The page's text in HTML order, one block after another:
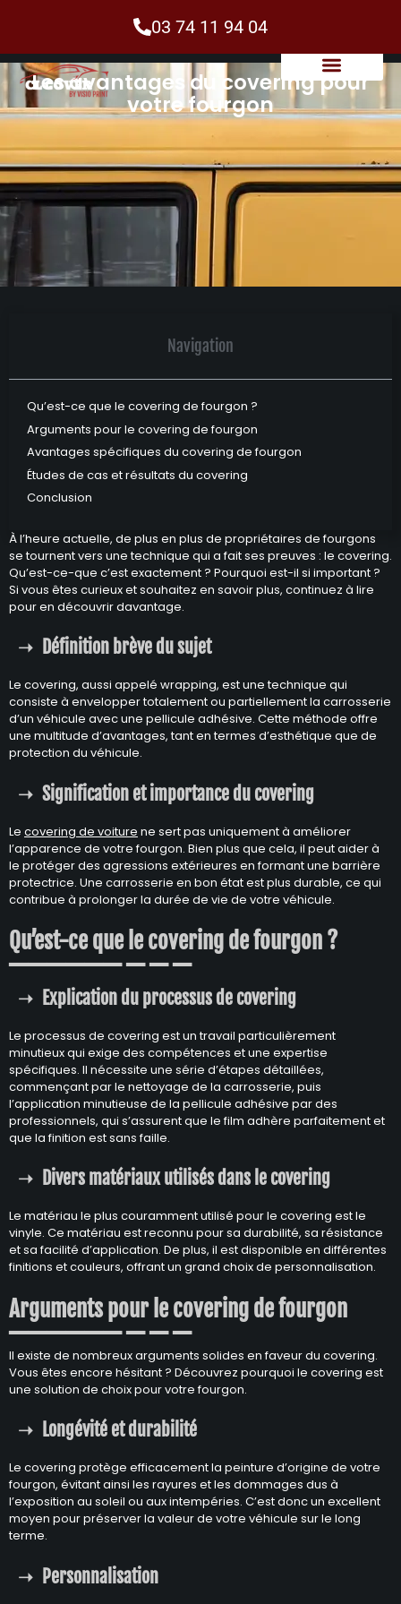
03 74 11 94 04
Les avantages du covering pour
votre fourgon
Navigation
Qu’est-ce que le covering de fourgon ?
Arguments pour le covering de fourgon
Avantages spécifiques du covering de fourgon
Études de cas et résultats du covering
Conclusion
À l’heure actuelle, de plus en plus de propriétaires de fourgons
se tournent vers une technique qui a fait ses preuves : le covering.
Qu’est-ce-que c’est exactement ? Pourquoi est-il si important ?
Si vous êtes curieux et souhaitez en savoir plus, continuez à lire
pour en découvrir davantage.
Définition brève du sujet
Le covering, aussi appelé wrapping, est une technique qui
consiste à envelopper totalement ou partiellement la carrosserie
d’un véhicule avec une pellicule adhésive. Cette méthode offre
une multitude d’avantages, tant en termes d’esthétique que de
protection du véhicule.
Signification et importance du covering
Le covering de voiture ne sert pas uniquement à améliorer
l’apparence de votre fourgon. Bien plus que cela, il peut aider à
le protéger des agressions extérieures en formant une barrière
protectrice. Une carrosserie en bon état est plus durable, ce qui
contribue à prolonger la durée de vie de votre véhicule.
Qu’est-ce que le covering de fourgon ?
Explication du processus de covering
Le processus de covering est un travail particulièrement
minutieux qui exige des compétences et une expertise
spécifiques. Il nécessite une série d’étapes détaillées,
commençant par le nettoyage de la carrosserie, puis
l’application minutieuse de la pellicule adhésive par des
professionnels, qui s’assurent que le film adhère parfaitement et
que la finition est sans faille.
Divers matériaux utilisés dans le covering
Le matériau le plus couramment utilisé pour le covering est le
vinyle. Ce matériau est reconnu pour sa durabilité, sa résistance
et sa facilité d’application. De plus, il est disponible en différentes
finitions et couleurs, offrant un grand choix de personnalisation.
Arguments pour le covering de fourgon
Il existe de nombreux arguments solides en faveur du covering.
Vous êtes encore hésitant ? Découvrez pourquoi le covering est
une solution de choix pour votre fourgon.
Longévité et durabilité
Le covering protège efficacement la peinture d’origine de votre
fourgon, évitant ainsi les rayures et les dommages dus à
l’exposition au soleil ou aux intempéries. C’est donc un excellent
moyen pour préserver la valeur de votre véhicule sur le long
terme.
Personnalisation